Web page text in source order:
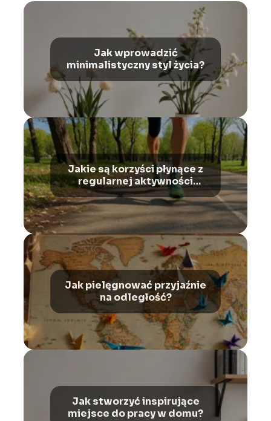
Jak wprowadzić
minimalistyczny styl życia?
Jakie są korzyści płynące z
regularnej aktywności
fizycznej?
Jak pielęgnować przyjaźnie
na odległość?
Jak stworzyć inspirujące
miejsce do pracy w domu?